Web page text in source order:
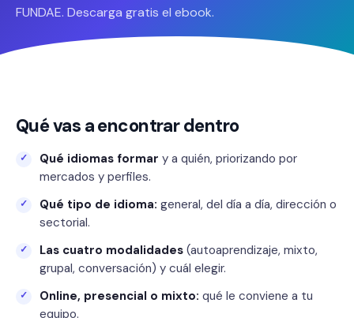
FUNDAE. Descarga gratis el ebook.
Qué vas a encontrar dentro
Qué idiomas formar y a quién, priorizando por
mercados y perfiles.
Qué tipo de idioma: general, del día a día, dirección o
sectorial.
Las cuatro modalidades (autoaprendizaje, mixto,
grupal, conversación) y cuál elegir.
Online, presencial o mixto: qué le conviene a tu
equipo.